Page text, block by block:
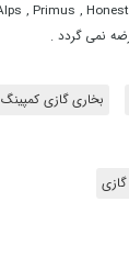
نمی گردد .
بخاری گازی کمپینگ